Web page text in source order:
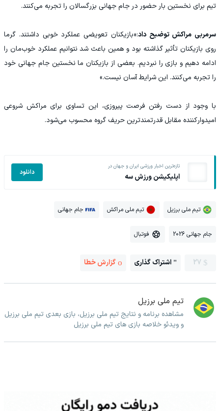
تیم برای نخستین بار حضور در جام جهانی بزرگسالان را تجربه می‌کنند.
سرمربی مراکش توضیح داد:«بازیکنان تعویضی عملکرد خوبی داشتند. گرما
روی بازیکنان تأثیر گذاشته بود و همین باعث شد نتوانیم عملکرد خوب‌مان را
ادامه دهیم و بازی را نبردیم. بعضی از بازیکنان ما نخستین جام جهانی خود
را تجربه می‌کنند. این شرایط آسان نیست.»
با وجود از دست رفتن فرصت پیروزی، این تساوی برای مراکش شروعی
امیدوارکننده مقابل قدرتمندترین حریف گروه محسوب می‌شود.
تازه‌ترین اخبار ورزشی ایران و جهان در
اپلیکیشن ورزش سه دانلود
تیم ملی برزیل تیم ملی مراکش جام جهانی
جام جهانی 2026 فوتبال
27 اشتراک گذاری گزارش خطا
تیم ملی برزیل
مشاهده برنامه و نتایج تیم ملی برزیل، بازی بعدی تیم ملی برزیل
و ویدئو خلاصه بازی های تیم ملی برزیل